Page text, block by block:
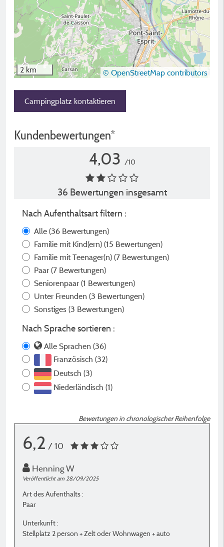
2 km © OpenStreetMap contributors
Campingplatz kontaktieren
Kundenbewertungen*
4,03 /10
36 Bewertungen insgesamt
Nach Aufenthaltsart filtern :
Alle (36 Bewertungen)
Familie mit Kind(ern) (15 Bewertungen)
Familie mit Teenager(n) (7 Bewertungen)
Paar (7 Bewertungen)
Seniorenpaar (1 Bewertungen)
Unter Freunden (3 Bewertungen)
Sonstiges (3 Bewertungen)
Nach Sprache sortieren :
Alle Sprachen (36)
Französisch (32)
Deutsch (3)
Niederländisch (1)
Bewertungen in chronologischer Reihenfolge
6,2 / 10
Henning W
Veröffentlicht am 28/09/2025
Art des Aufenthalts :
Paar
Unterkunft :
Stellplatz 2 person + Zelt oder Wohnwagen + auto